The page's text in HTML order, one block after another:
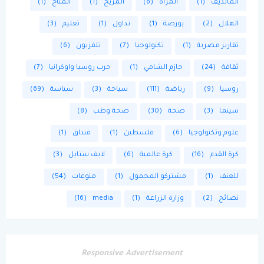
المالديف (1) المرأة (6) المريخ (1) المناخ (1)
الهلال (2) بورصة (1) تداول (1) تعليم (3)
تقارير مصرية (1) تكنولوجيا (7) تلفزيون (6)
ثقافة (24) حازم الشامي (1) حرب روسيا واوكرانيا (7)
روسيا (9) رياضة (111) سياحة (3) سياسة (69)
سينما (3) صحة (30) صحة وطب (8)
علوم وتكنولوجيا (6) فلسطين (1) فنداق (1)
كرة القدم (16) كرة عالمية (6) لايف ستايل (3)
للعنف (1) مشتركو المحمول (1) منوعات (54)
نصائح (2) وزارة الزراعة (1)
media
(16)
Responsive Advertisement